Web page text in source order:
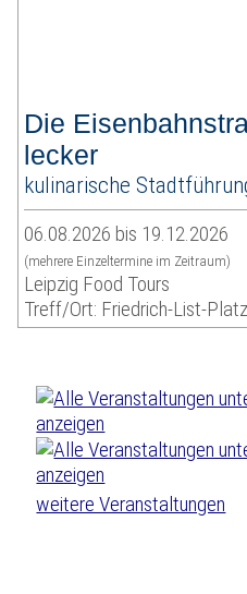
Die
lecker
kulinarische
06.08.2026 bis 19.12.2026
(mehrere Einzeltermine im Zeitraum)
Leipzig Food Tours
Treff/Ort: Friedrich-List-Platz
weitere Veranstaltungen